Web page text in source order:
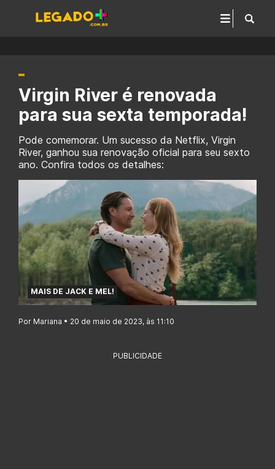
Virgin River é renovada
para sua sexta temporada!
Pode comemorar. Um sucesso da Netflix, Virgin
River, ganhou sua renovação oficial para seu sexto
ano. Confira todos os detalhes:
MAIS DE JACK E MEL!
Por Mariana • 20 de maio de 2023, às 11:10
PUBLICIDADE